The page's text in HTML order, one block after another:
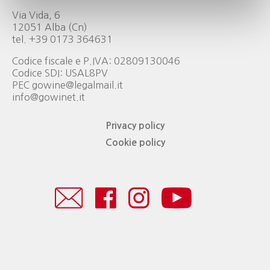
Via Vida, 6
12051 Alba (Cn)
tel. +39 0173 364631
Codice fiscale e P.IVA: 02809130046
Codice SDI: USAL8PV
PEC gowine@legalmail.it
info@gowinet.it
Privacy policy
Cookie policy